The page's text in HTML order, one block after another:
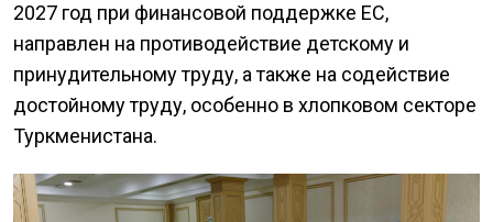
2027 год при финансовой поддержке ЕС,
направлен на противодействие детскому и
принудительному труду, а также на содействие
достойному труду, особенно в хлопковом секторе
Туркменистана.